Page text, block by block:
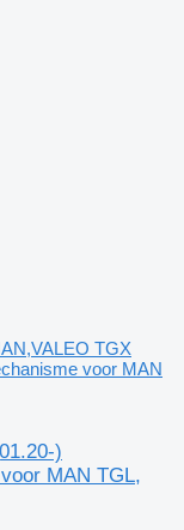
TGX
voor MAN
)
MAN TGL,